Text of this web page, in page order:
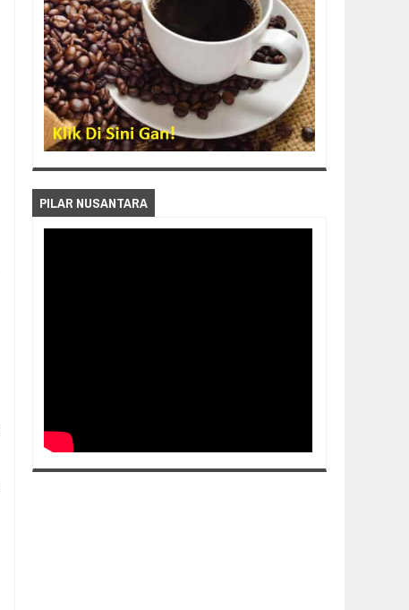
PILAR NUSANTARA